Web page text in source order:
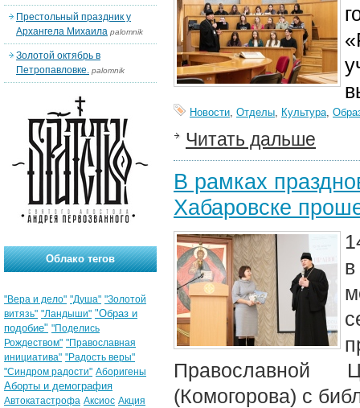
Новости, Отделы, Культура,
Читать дальше
В рамках
Хабаровске
Православной
(Комогорова) с
Престольный праздник у
Архангела Михаила palomnik
Золотой октябрь в
Петропавловке. palomnik
Облако тегов
"Вера и дело" "Душа" "Золотой
витязь" "Ландыши" "Образ и
подобие" "Поделись
Рождеством" "Православная
инициатива" "Радость веры"
"Синдром радости" Аборигены
Аборты и демография
Автокатастрофа Аксиос Акция